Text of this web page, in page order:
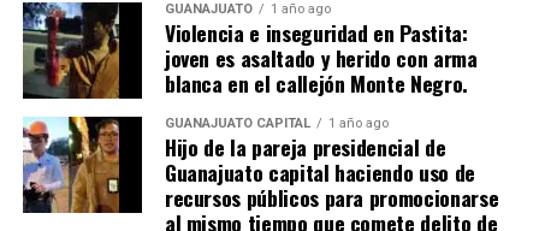
GUANAJUATO 1 año ago
Violencia e inseguridad en Pastita:
joven es asaltado y herido con arma
blanca en el callejón Monte Negro.
GUANAJUATO CAPITAL 1 año ago
Hijo de la pareja presidencial de
Guanajuato capital haciendo uso de
recursos públicos para promocionarse
al mismo tiempo que comete delito de